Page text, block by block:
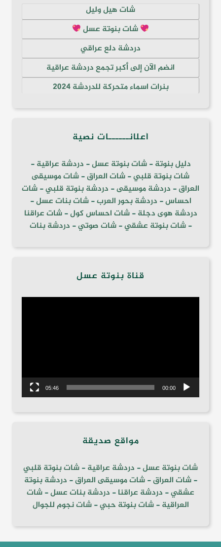
شات هيل وليل
شات بنوتة عسل
دردشة دلع عراقي
انضم الآن إلى أكبر تجمع دردشة عراقية
بنرات اسماء متحركة للدردشة 2024
أعلانــــــات نصية
دليل بنوتة-شات بنوتة عسل- دردشة عراقية-
شات بنوتة قلبي-شات العراق-شات موسيقى
العراق- دردشة موسيقى- دردشة بنوتة قلبي-شات
احساس- دردشة بحور العرب-شات بنات عسل-
دردشة هوى دجلة-شات احساس كول-شات عراقنا
-شات بنوتة عشقي-شات صوتي- دردشة بنات
قناة بنوتة عسل
00:00
05:46
مواقع صديقة
شات بنوتة عسل- دردشة عراقية-شات بنوتة قلبي
-شات العراق-شات موسيقى العراق- دردشة بنوتة
عشقي- دردشة عراقنا- دردشة بنات عسل-شات
العراقية-شات بنوتة حبي-شات نجوم للجوال